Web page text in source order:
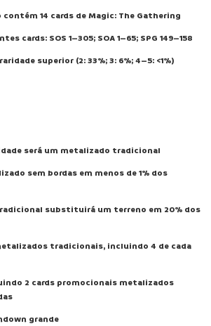
contém 14 cards de Magic: The Gathering
cards: SOS 1–305; SOA 1–65; SPG 149–158
superior (2: 33%; 3: 6%; 4–5: <1%)
será um metalizado tradicional
sem bordas em menos de 1% dos
substituirá um terreno em 20% dos
tradicionais, incluindo 4 de cada
2 cards promocionais metalizados
grande